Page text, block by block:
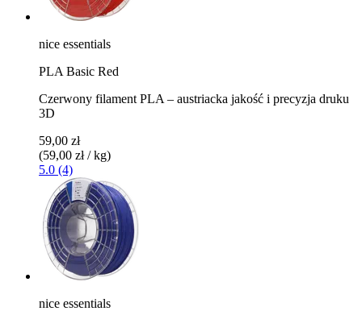
nice essentials
PLA Basic Red
Czerwony filament PLA – austriacka jakość i precyzja druku
3D
59,00 zł
(59,00 zł / kg)
5.0 (4)
nice essentials